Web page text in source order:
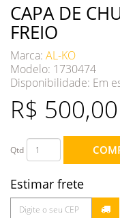
CAPA DE
FREIO
Marca: AL-KO
Modelo: 1730474
Disponibilidade: Em
R$ 500,00
Qtd
Estimar frete